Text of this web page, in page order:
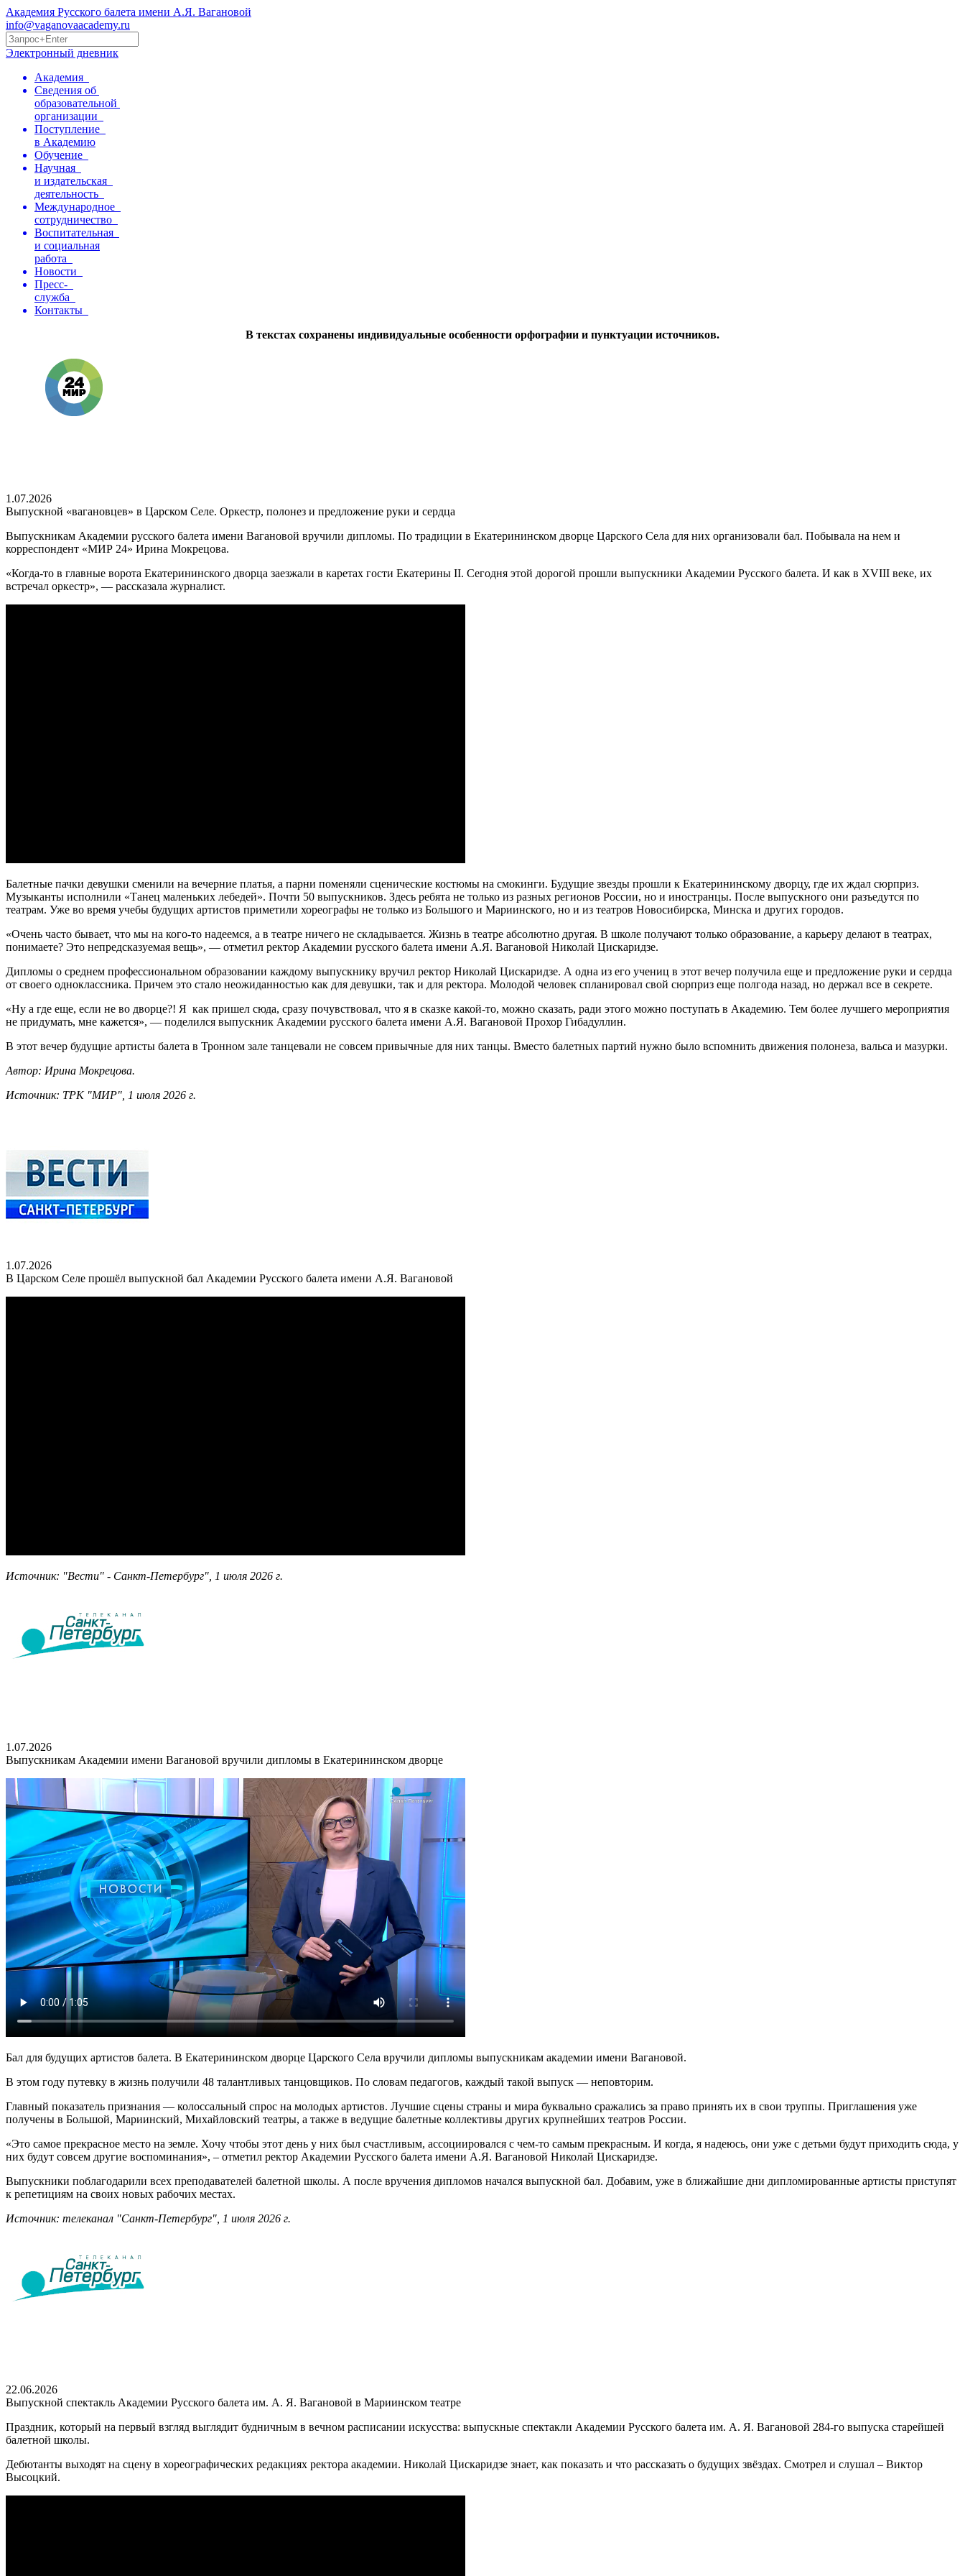
Академия Русского балета имени А.Я. Вагановой
info@vaganovaacademy.ru
Электронный дневник
Академия
Сведения об
образовательной
организации
Поступление
в Академию
Обучение
Научная
и издательская
деятельность
Международное
сотрудничество
Воспитательная
и социальная
работа
Новости
Пресс-
служба
Контакты
В текстах сохранены индивидуальные особенности орфографии и пунктуации источников.
1.07.2026
Выпускной «вагановцев» в Царском Селе. Оркестр, полонез и предложение руки и сердца
Выпускникам Академии русского балета имени Вагановой вручили дипломы. По традиции в Екатерининском дворце Царского Села для них организовали бал. Побывала на нем и
корреспондент «МИР 24» Ирина Мокрецова.
«Когда-то в главные ворота Екатерининского дворца заезжали в каретах гости Екатерины II. Сегодня этой дорогой прошли выпускники Академии Русского балета. И как в XVIII веке, их
встречал оркестр», — рассказала журналист.
Балетные пачки девушки сменили на вечерние платья, а парни поменяли сценические костюмы на смокинги. Будущие звезды прошли к Екатерининскому дворцу, где их ждал сюрприз.
Музыканты исполнили «Танец маленьких лебедей». Почти 50 выпускников. Здесь ребята не только из разных регионов России, но и иностранцы. После выпускного они разъедутся по
театрам. Уже во время учебы будущих артистов приметили хореографы не только из Большого и Мариинского, но и из театров Новосибирска, Минска и других городов.
«Очень часто бывает, что мы на кого-то надеемся, а в театре ничего не складывается. Жизнь в театре абсолютно другая. В школе получают только образование, а карьеру делают в театрах,
понимаете? Это непредсказуемая вещь», — отметил ректор Академии русского балета имени А.Я. Вагановой Николай Цискаридзе.
Дипломы о среднем профессиональном образовании каждому выпускнику вручил ректор Николай Цискаридзе. А одна из его учениц в этот вечер получила еще и предложение руки и сердца
от своего одноклассника. Причем это стало неожиданностью как для девушки, так и для ректора. Молодой человек спланировал свой сюрприз еще полгода назад, но держал все в секрете.
«Ну а где еще, если не во дворце?! Я как пришел сюда, сразу почувствовал, что я в сказке какой-то, можно сказать, ради этого можно поступать в Академию. Тем более лучшего мероприятия
не придумать, мне кажется», — поделился выпускник Академии русского балета имени А.Я. Вагановой Прохор Гибадуллин.
В этот вечер будущие артисты балета в Тронном зале танцевали не совсем привычные для них танцы. Вместо балетных партий нужно было вспомнить движения полонеза, вальса и мазурки.
Автор: Ирина Мокрецова.
Источник: ТРК "МИР", 1 июля 2026 г.
1.07.2026
В Царском Селе прошёл выпускной бал Академии Русского балета имени А.Я. Вагановой
Источник: "Вести" - Санкт-Петербург", 1 июля 2026 г.
1.07.2026
Выпускникам Академии имени Вагановой вручили дипломы в Екатерининском дворце
Бал для будущих артистов балета. В Екатерининском дворце Царского Села вручили дипломы выпускникам академии имени Вагановой.
В этом году путевку в жизнь получили 48 талантливых танцовщиков. По словам педагогов, каждый такой выпуск — неповторим.
Главный показатель признания — колоссальный спрос на молодых артистов. Лучшие сцены страны и мира буквально сражались за право принять их в свои труппы. Приглашения уже
получены в Большой, Мариинский, Михайловский театры, а также в ведущие балетные коллективы других крупнейших театров России.
«Это самое прекрасное место на земле. Хочу чтобы этот день у них был счастливым, ассоциировался с чем-то самым прекрасным. И когда, я надеюсь, они уже с детьми будут приходить сюда, у
них будут совсем другие воспоминания», – отметил ректор Академии Русского балета имени А.Я. Вагановой Николай Цискаридзе.
Выпускники поблагодарили всех преподавателей балетной школы. А после вручения дипломов начался выпускной бал. Добавим, уже в ближайшие дни дипломированные артисты приступят
к репетициям на своих новых рабочих местах.
Источник: телеканал "Санкт-Петербург", 1 июля 2026 г.
22.06.2026
Выпускной спектакль Академии Русского балета им. А. Я. Вагановой в Мариинском театре
Праздник, который на первый взгляд выглядит будничным в вечном расписании искусства: выпускные спектакли Академии Русского балета им. А. Я. Вагановой 284-го выпуска старейшей
балетной школы.
Дебютанты выходят на сцену в хореографических редакциях ректора академии. Николай Цискаридзе знает, как показать и что рассказать о будущих звёздах. Смотрел и слушал – Виктор
Высоцкий.